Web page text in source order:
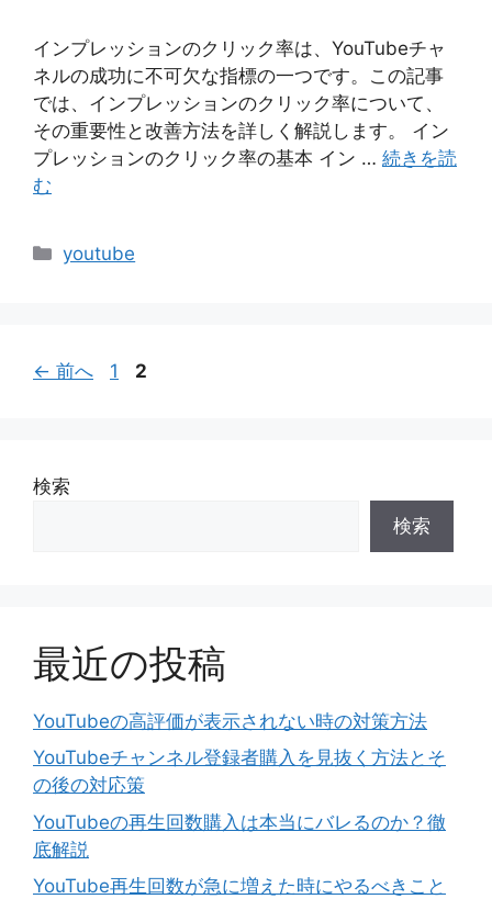
インプレッションのクリック率は、YouTubeチャ
ネルの成功に不可欠な指標の一つです。この記事
では、インプレッションのクリック率について、
その重要性と改善方法を詳しく解説します。 イン
プレッションのクリック率の基本 イン … 続きを読
む
カ
ー
youtube
← 前へ
ペ
1
ペ
2
検索
検索
最近の投稿
YouTubeの高評価が表示されない時の対策方法
YouTubeチャンネル登録者購入を見抜く方法とそ
の後の対応策
YouTubeの再生回数購入は本当にバレるのか？徹
底解説
YouTube再生回数が急に増えた時にやるべきこと